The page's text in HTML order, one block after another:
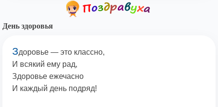
День здоровья
Здоровье — это классно,
И всякий ему рад,
Здоровье ежечасно
И каждый день подряд!